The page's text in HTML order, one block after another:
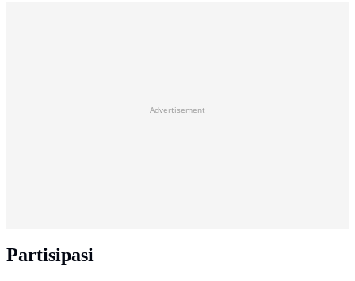
Advertisement
Partisipasi